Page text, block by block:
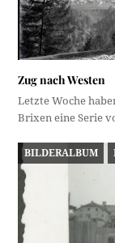
Zug nach Westen
Letzte Woche
Brixen eine Serie
BILDERALBUM